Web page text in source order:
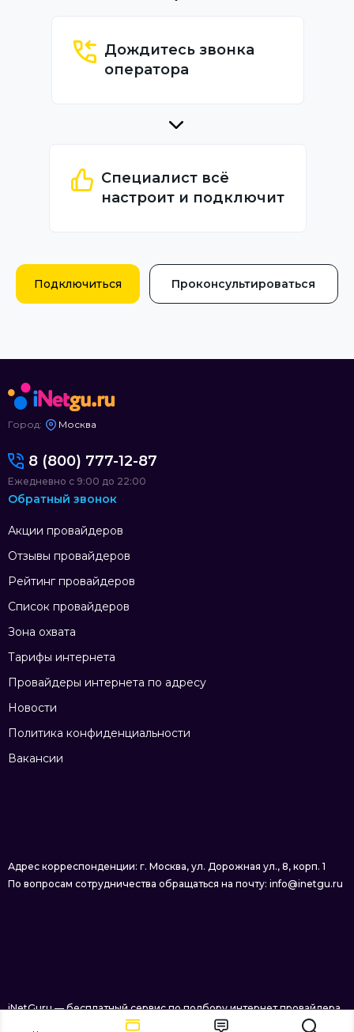
Дождитесь звонка
оператора
Специалист всё
настроит и подключит
Подключиться Проконсультироваться
Город: Москва
Акции провайдеров
Отзывы провайдеров
Рейтинг провайдеров
Список провайдеров
Зона охвата
Тарифы интернета
Провайдеры интернета по адресу
Новости
Политика конфиденциальности
Вакансии
8 (800) 777-12-87
Ежедневно с 9:00 до 22:00
Обратный звонок
Адрес корреспонденции: г. Москва, ул. Дорожная ул., 8, корп. 1
По вопросам сотрудничества обращаться на почту: info@inetgu.ru
iNetGuru — бесплатный сервис по подбору интернет провайдера